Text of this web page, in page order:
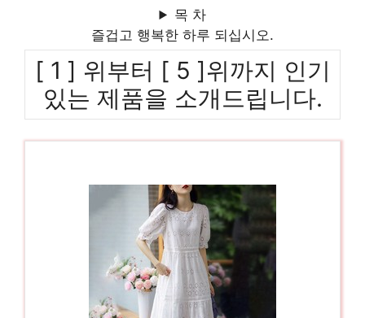
목 차
즐겁고 행복한 하루 되십시오.
[ 1 ] 위부터 [ 5 ]위까지 인기
있는 제품을 소개드립니다.